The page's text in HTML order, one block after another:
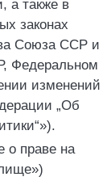
а также в
законах
Союза ССР и
Федеральном
изменений
„Об
о праве на